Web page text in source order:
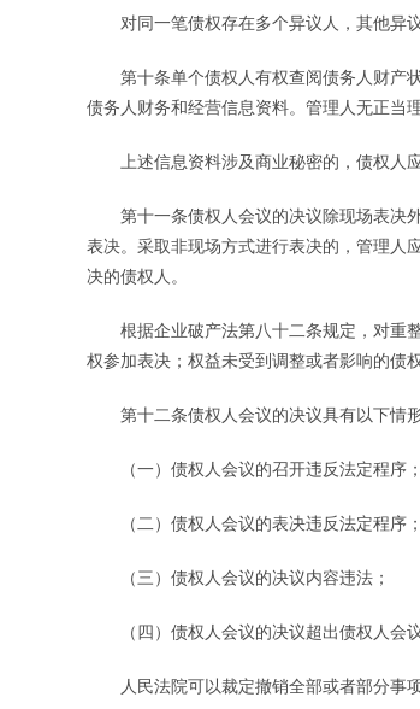
对同一笔债权存在多个异议人，其他异议
第十条单个债权人有权查阅债务人财产状
债务人财务和经营信息资料。管理人无正当
上述信息资料涉及商业秘密的，债权人应
第十一条债权人会议的决议除现场表决外
表决。采取非现场方式进行表决的，管理人
决的债权人。
根据企业破产法第八十二条规定，对重整
权参加表决；权益未受到调整或者影响的债
第十二条债权人会议的决议具有以下情形
（一）债权人会议的召开违反法定程序；
（二）债权人会议的表决违反法定程序；
（三）债权人会议的决议内容违法；
（四）债权人会议的决议超出债权人会议
人民法院可以裁定撤销全部或者部分事项